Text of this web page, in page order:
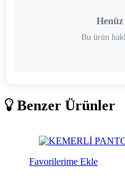
Henüz
Bu ürün
Benzer Ürünler
Favorilerime Ekle